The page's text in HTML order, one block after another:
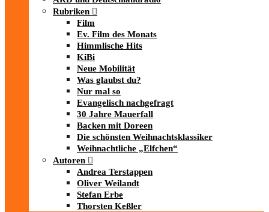
Rubriken
Film
Ev. Film des Monats
Himmlische Hits
KiBi
Neue Mobilität
Was glaubst du?
Nur mal so
Evangelisch nachgefragt
30 Jahre Mauerfall
Backen mit Doreen
Die schönsten Weihnachtsklassiker
Weihnachtliche „Elfchen“
Autoren
Andrea Terstappen
Oliver Weilandt
Stefan Erbe
Thorsten Keßler